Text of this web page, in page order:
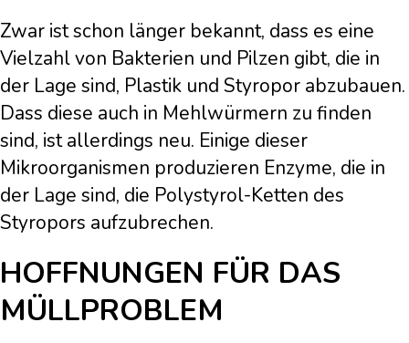
Zwar ist schon länger bekannt, dass es eine
Vielzahl von Bakterien und Pilzen gibt, die in
der Lage sind, Plastik und Styropor abzubauen.
Dass diese auch in Mehlwürmern zu finden
sind, ist allerdings neu. Einige dieser
Mikroorganismen produzieren Enzyme, die in
der Lage sind, die Polystyrol-Ketten des
Styropors aufzubrechen.
HOFFNUNGEN FÜR DAS
MÜLLPROBLEM